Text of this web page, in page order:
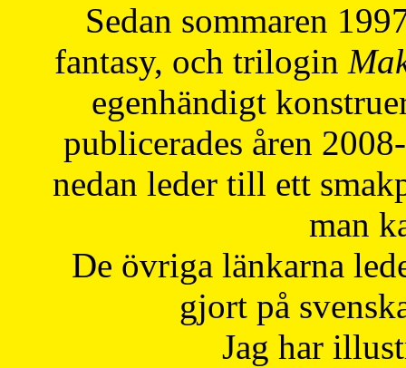
Sedan sommaren
fantasy, och trilogin
egenhändigt
publicerades åren
nedan leder till ett
man
De övriga länkarna
gjort på
Jag har